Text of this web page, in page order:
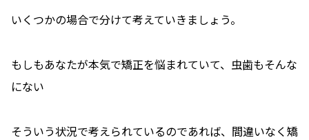
いくつかの場合で分けて考えていきましょう。
もしもあなたが本気で矯正を悩まれていて、虫歯もそんな
にない
そういう状況で考えられているのであれば、間違いなく矯